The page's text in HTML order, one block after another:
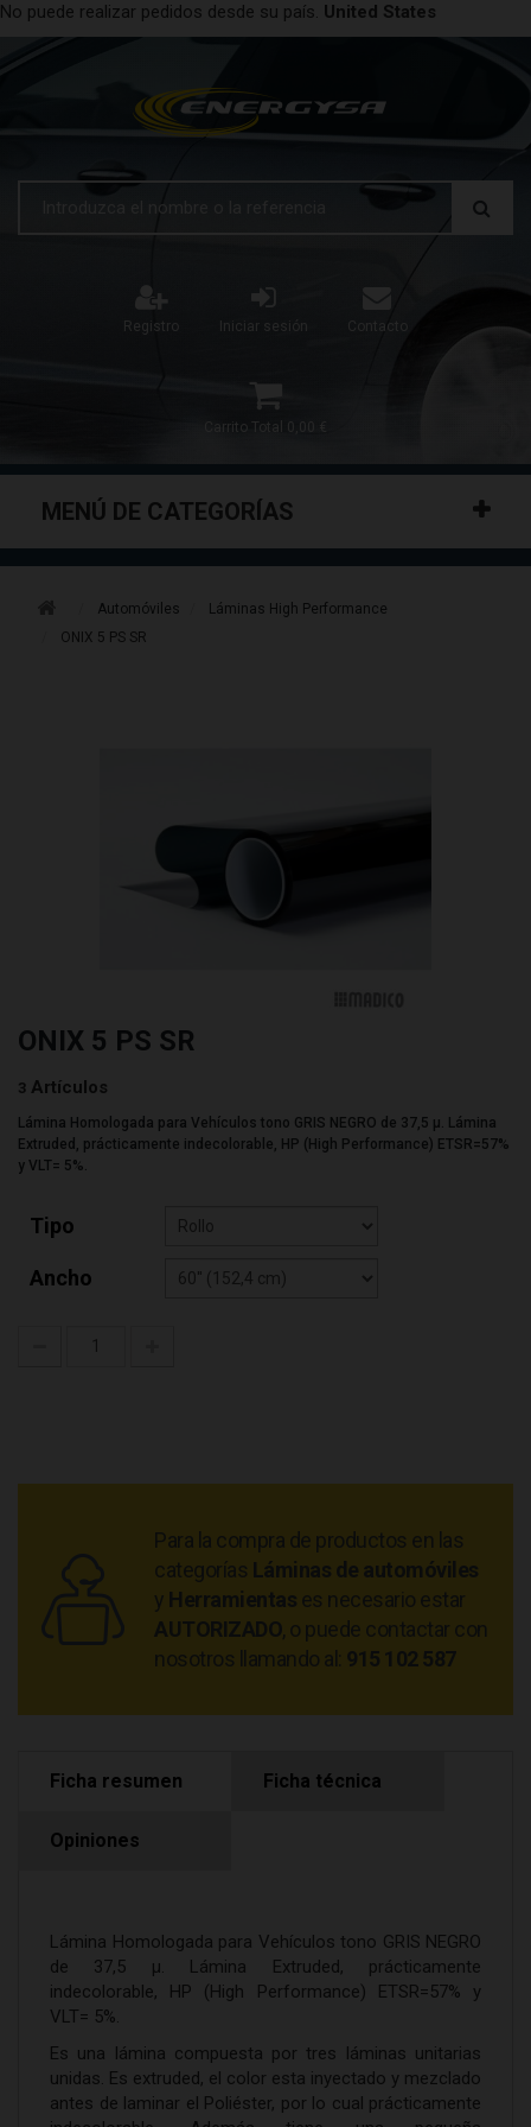
No puede realizar pedidos desde su país. United States
Registro Iniciar sesión Contacto
Carrito Total 0,00 €
MENÚ DE CATEGORÍAS
Automóviles
Láminas High Performance
ONIX 5 PS SR
ONIX 5 PS SR
3 Artículos
Lámina Homologada para Vehículos tono GRIS NEGRO de 37,5 µ. Lámina
Extruded, prácticamente indecolorable, HP (High Performance) ETSR=57%
y VLT= 5%.
Tipo
Ancho
Para la compra de productos en las
categorías Láminas de automóviles
y Herramientas es necesario estar
AUTORIZADO, o puede contactar con
nosotros llamando al: 915 102 587
Ficha resumen Ficha técnica
Opiniones
Lámina Homologada para Vehículos tono GRIS NEGRO
de 37,5 µ. Lámina Extruded, prácticamente
indecolorable, HP (High Performance) ETSR=57% y
VLT= 5%.
Es una lámina compuesta por tres láminas unitarias
unidas. Es extruded, el color esta inyectado y mezclado
antes de laminar el Poliéster, por lo cual prácticamente